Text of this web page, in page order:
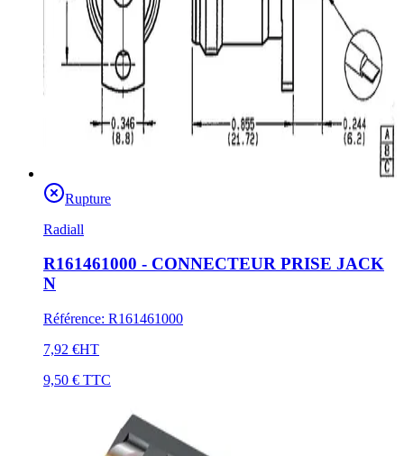
Rupture
Radiall
R161461000 - CONNECTEUR PRISE JACK
N
Référence: R161461000
7,92 €HT
9,50 € TTC